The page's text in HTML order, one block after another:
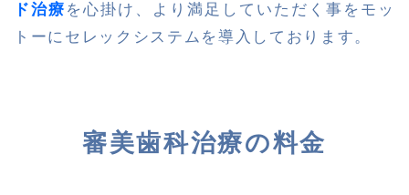
ド治療 を心掛け、より満足していただく事をモッ
トーにセレックシステムを導入しております。
審美歯科治療の料金